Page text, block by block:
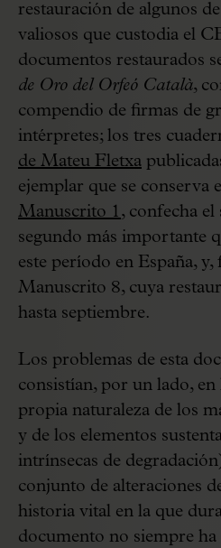
restauración de algunos
valiosos que custodia el
documentos restaurados
de Oro del Orfeó Català,
compendio de firmas de
intérpretes; los tres
de Mateu Fletxa
ejemplar que se conserva
Manuscrito 1 , confecha
segundo más importante
este período en España,
Manuscrito 8, cuya
hasta septiembre.
Los problemas de esta
consistían, por un lado,
propia naturaleza de los
y de los elementos
intrínsecas de
conjunto de alteraciones
historia vital en la que
documento no siempre